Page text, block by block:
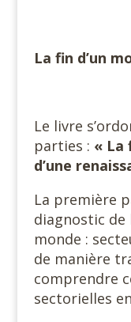
La fin d’un
Le livre
parties : « La
d’une
La première
diagnostic
monde :
de manière
comprendre
sectorielles